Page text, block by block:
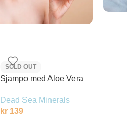
SOLD OUT
Sjampo med Aloe Vera
Dead Sea Minerals
kr 139